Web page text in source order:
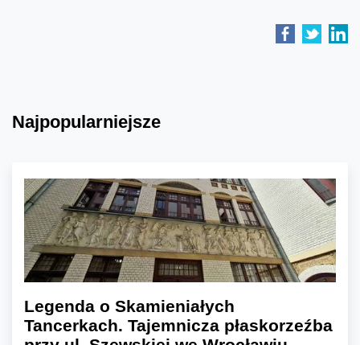
Najpopularniejsze
Legenda o Skamieniałych
Tancerkach. Tajemnicza płaskorzeźba